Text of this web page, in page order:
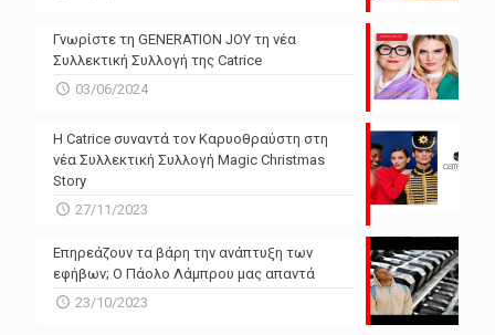
Γνωρίστε τη GENERATION JOY τη νέα
Συλλεκτική Συλλογή της Catrice
03/06/2024
Η Catrice συναντά τον Καρυοθραύστη στη
νέα Συλλεκτική Συλλογή Magic Christmas
Story
27/11/2023
Επηρεάζουν τα βάρη την ανάπτυξη των
εφήβων; Ο Πάολο Λάμπρου μας απαντά
23/10/2023